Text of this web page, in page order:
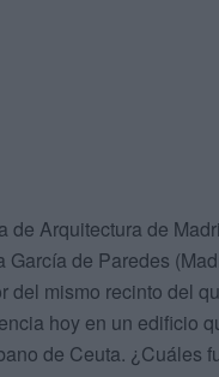
de Arquitectura de
García de Paredes
del mismo recinto del
hoy en un edificio
de Ceuta. ¿Cuáles